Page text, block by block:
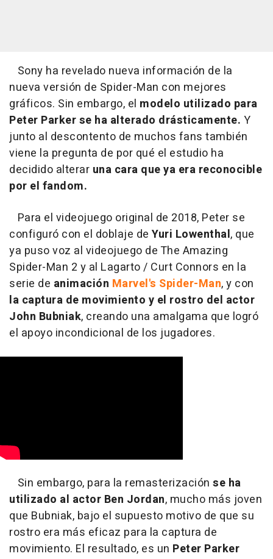
Sony ha revelado nueva información de la
nueva versión de Spider-Man con mejores
gráficos. Sin embargo, el modelo utilizado para
Peter Parker se ha alterado drásticamente. Y
junto al descontento de muchos fans también
viene la pregunta de por qué el estudio ha
decidido alterar una cara que ya era reconocible
por el fandom.
Para el videojuego original de 2018, Peter se
configuró con el doblaje de Yuri Lowenthal, que
ya puso voz al videojuego de The Amazing
Spider-Man 2 y al Lagarto / Curt Connors en la
serie de animación Marvel's Spider-Man, y con
la captura de movimiento y el rostro del actor
John Bubniak, creando una amalgama que logró
el apoyo incondicional de los jugadores.
Sin embargo, para la remasterización se ha
utilizado al actor Ben Jordan, mucho más joven
que Bubniak, bajo el supuesto motivo de que su
rostro era más eficaz para la captura de
movimiento. El resultado, es un Peter Parker